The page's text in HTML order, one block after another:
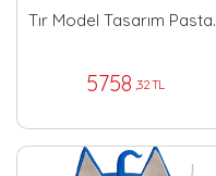
Tır Model Tasarım Pasta.
5758 ,32 TL